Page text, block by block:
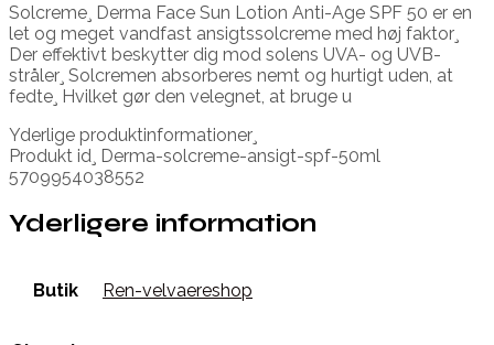
Solcreme¸ Derma Face Sun Lotion Anti-Age SPF 50 er en
let og meget vandfast ansigtssolcreme med høj faktor¸
Der effektivt beskytter dig mod solens UVA- og UVB-
stråler¸ Solcremen absorberes nemt og hurtigt uden, at
fedte¸ Hvilket gør den velegnet, at bruge u
Yderlige produktinformationer¸
Produkt id¸ Derma-solcreme-ansigt-spf-50ml
5709954038552
Yderligere information
Butik Ren-velvaereshop